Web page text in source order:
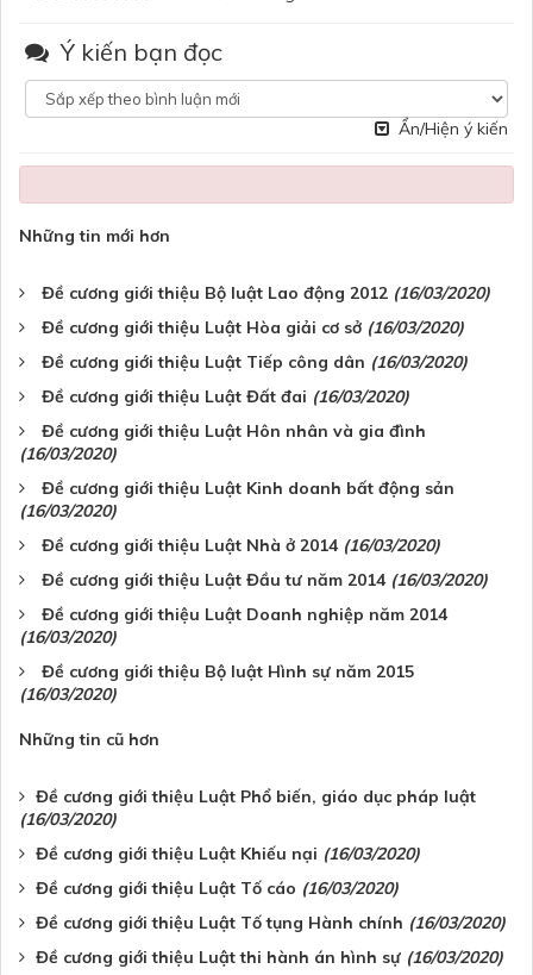
Ý kiến bạn đọc
Ẩn/Hiện ý kiến
Những tin mới hơn
Đề cương giới thiệu Bộ luật Lao động 2012 (16/03/2020)
Đề cương giới thiệu Luật Hòa giải cơ sở (16/03/2020)
Đề cương giới thiệu Luật Tiếp công dân (16/03/2020)
Đề cương giới thiệu Luật Đất đai (16/03/2020)
Đề cương giới thiệu Luật Hôn nhân và gia đình
(16/03/2020)
Đề cương giới thiệu Luật Kinh doanh bất động sản
(16/03/2020)
Đề cương giới thiệu Luật Nhà ở 2014 (16/03/2020)
Đề cương giới thiệu Luật Đầu tư năm 2014 (16/03/2020)
Đề cương giới thiệu Luật Doanh nghiệp năm 2014
(16/03/2020)
Đề cương giới thiệu Bộ luật Hình sự năm 2015
(16/03/2020)
Những tin cũ hơn
Đề cương giới thiệu Luật Phổ biến, giáo dục pháp luật
(16/03/2020)
Đề cương giới thiệu Luật Khiếu nại (16/03/2020)
Đề cương giới thiệu Luật Tố cáo (16/03/2020)
Đề cương giới thiệu Luật Tố tụng Hành chính (16/03/2020)
Đề cương giới thiệu Luật thi hành án hình sự (16/03/2020)